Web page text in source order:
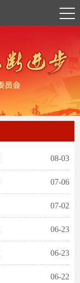
08-03
07-06
07-02
06-23
06-23
06-22